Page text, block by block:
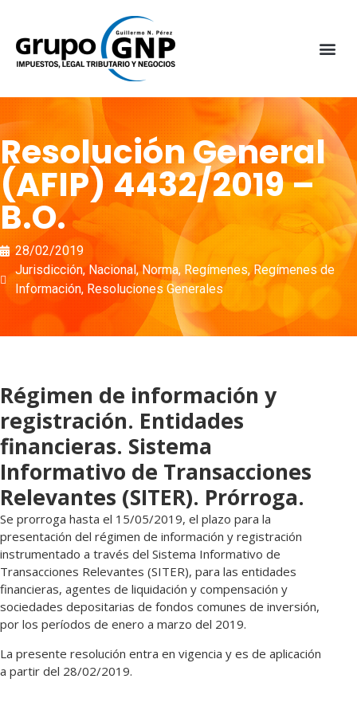
Resolución General
(AFIP) 4432/2019 –
B.O.
28/02/2019
Jurisdicción,Nacional,Norma, Regímenes,Regímenes de
Información, Resoluciones Generales
Régimen de información y
registración. Entidades
financieras. Sistema
Informativo de Transacciones
Relevantes (SITER). Prórroga.
Se prorroga hasta el 15/05/2019, el plazo para la
presentación del régimen de información y registración
instrumentado a través del Sistema Informativo de
Transacciones Relevantes (SITER), para las entidades
financieras, agentes de liquidación y compensación y
sociedades depositarias de fondos comunes de inversión,
por los períodos de enero a marzo del 2019.
La presente resolución entra en vigencia y es de aplicación
a partir del 28/02/2019.